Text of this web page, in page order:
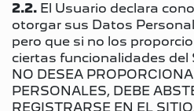
2.2. El Usuario declara
otorgar sus Datos
pero que si no los
ciertas funcionalidades del
NO DESEA
PERSONALES, DEBE
REGISTRARSE EN EL